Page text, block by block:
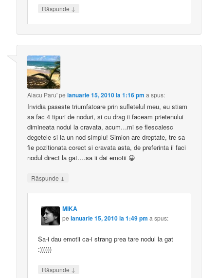
Răspunde ↓
Aiacu Paru'peianuarie 15, 2010 la 1:16 pm a spus:
Invidia paseste triumfatoare prin sufletelul meu, eu stiam
sa fac 4 tipuri de noduri, si cu drag ii faceam prietenului
dimineata nodul la cravata, acum…mi se flescaiesc
degetele si la un nod simplu! Simion are dreptate, tre sa
fie pozitionata corect si cravata asta, de preferinta ii faci
nodul direct la gat….sa ii dai emotii 😀
Răspunde ↓
MIKA
peianuarie 15, 2010 la 1:49 pm a spus:
Sa-i dau emotii ca-i strang prea tare nodul la gat
:))))))
Răspunde ↓